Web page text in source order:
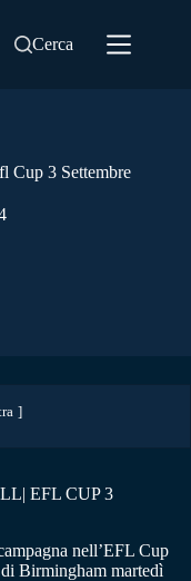
Cerca
Cup 3 Settembre
EFL CUP 3
nell’EFL Cup
Birmingham martedì